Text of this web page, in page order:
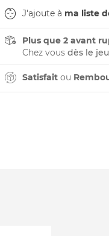
J'ajoute à ma liste
Plus que 2 avant
Chez vous dès le
Satisfaitou